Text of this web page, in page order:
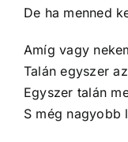
De ha menned
Amíg vagy
Talán egyszer
Egyszer talán
S még nagyobb